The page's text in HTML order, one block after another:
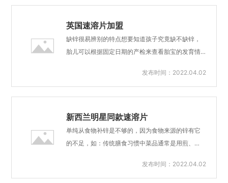
幼儿、孕吐期妇女、老...
高和牙齿健康。钙参与神经、肌肉的活动和神经递
质的释放，可以调节心律、降低通透性、控制炎症
和水肿，维持体内酸碱平衡，参与体内DNA及蛋白
推荐的每日钙摄入量为1000～1200毫克，而基于
我们中国人种族及饮食结构编纂的《中国居民膳食
的：18～...
英国速溶片加盟
缺锌很易辨别的特点想要知道孩子究竟缺不缺锌，
胎儿可以根据固定日期的产检来查看胎宝的发育情
锌的孩子，在手指的指甲上会出现白色的斑点，被
子持续缺锌，斑点也会持续再生长出来。补锌的方
法对于胎儿来讲，补充新元素当然主要是通过母体
了，对于儿童来说，想要补锌，则主要是通过饮
含锌量是高于植物性食物的。其中，海产品是锌的
重要食物来源，如生蚝、牡蛎、海蛎等，其次动物
发布时间：2022.04.02
新西兰明星同款速溶片
单纯从食物补锌是不够的，因为食物来源的锌有它
的不足，如：传统膳食习惯中菜品通常是用煎、
会导致菜品中很多营养物质流失，特别是锌的流失
发布时间：2022.04.02